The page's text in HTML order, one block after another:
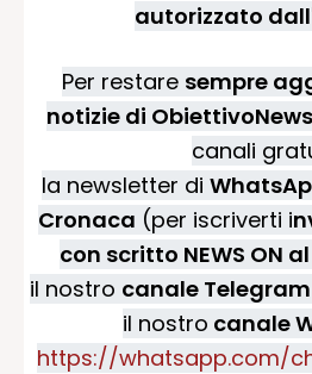
autorizzato
Per restare sempre
notizie di ObiettivoNews
canali
la newsletter di
Cronaca (per iscriverti i
con scritto NEWS ON
il nostro canale Telegram
il nostro canale
https://whatsapp.com/